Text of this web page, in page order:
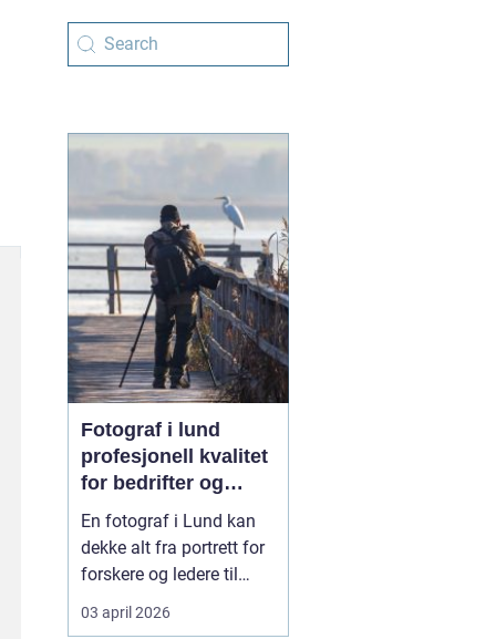
Fotograf i lund
profesjonell kvalitet
for bedrifter og
private
En fotograf i Lund kan
dekke alt fra portrett for
forskere og ledere til
reklamebilder,
kunstfotografi og nære
03 april 2026